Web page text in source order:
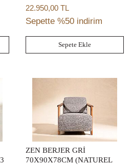
22.950,00 TL
Sepette %50 indirim
Sepete Ekle
ZEN BERJER GRİ
70X90X78CM (NATUREL